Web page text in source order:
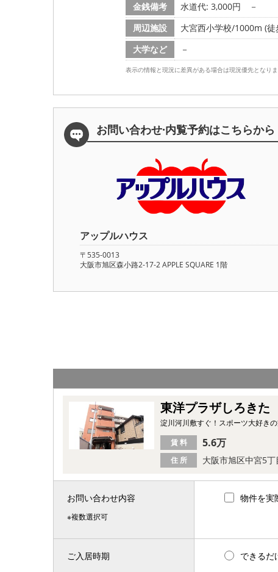
金銭備考
水道代: 3,000円
－
周辺施設
大宮西小学校/1000m (徒
大学など
－
表示の情報と現況に差異がある場合は現況優先となりま
お問い合わせ·内覧予約はこちらから
アップルハウス
〒535-0013
大阪市旭区森小路2-17-2 APPLE SQUARE 1階
東洋プラザしろきた
淀川河川敷すぐ！スポーツ大好きの
住 所 大阪市旭区中宮5丁
賃 料 5.6万
お問い合わせ内容
※複数選択可
物件を実
ご入居時期 できるだ